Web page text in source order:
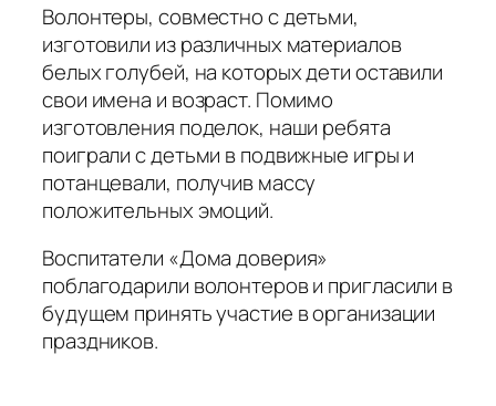
Волонтеры, совместно с детьми,
изготовили из различных материалов
белых голубей, на которых дети оставили
свои имена и возраст. Помимо
изготовления поделок, наши ребята
поиграли с детьми в подвижные игры и
потанцевали, получив массу
положительных эмоций.
Воспитатели «Дома доверия»
поблагодарили волонтеров и пригласили в
будущем принять участие в организации
праздников.